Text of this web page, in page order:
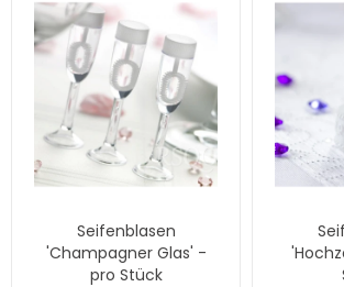
Seifenblasen
'Champagner Glas' -
pro Stück